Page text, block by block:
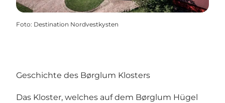
Foto: Destination Nordvestkysten
Geschichte des Børglum Klosters
Das Kloster, welches auf dem Børglum Hügel